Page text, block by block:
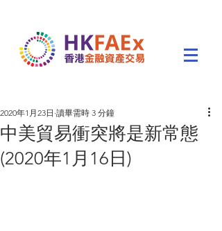
中美貿易衝突將是新常態
(2020年1月16日)
2020年1月23日 讀畢需時 3 分鐘